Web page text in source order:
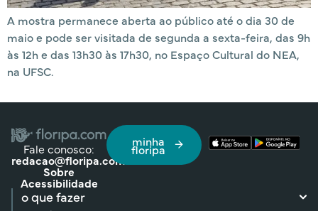
A mostra permanece aberta ao público até o dia 30 de
maio e pode ser visitada de segunda a sexta-feira, das 9h
às 12h e das 13h30 às 17h30, no Espaço Cultural do NEA,
na UFSC.
Fale conosco:
redacao@floripa.com
Sobre
Acessibilidade
minha
floripa
o que fazer